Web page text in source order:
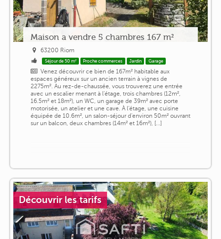
Maison a vendre 5 chambres 167 m²
63200 Riom
Séjour de 50 m² Proche commerces Jardin Garage
Venez découvrir ce bien de 167m² habitable aux
espaces généreux sur un ancien terrain à vignes de
2275m². Au rez-de-chaussée, vous trouverez une entrée
avec un escalier menant à l'étage, trois chambres (12m²,
16.5m² et 18m²), un WC, un garage de 39m² avec porte
motorisée, un atelier et une cave. À l'étage, une cuisine
équipée de 10.6m², un salon-séjour d'environ 50m² ouvrant
sur un balcon, deux chambres (14m² et 16m²), [...]
Découvrir les tarifs